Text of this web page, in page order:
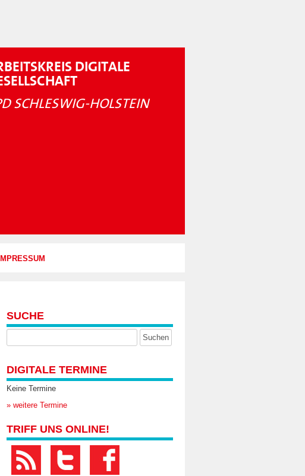
DIGITALE
SCHLESWIG-HOLSTEIN
IMPRESSUM
SUCHE
DIGITALE TERMINE
Keine Termine
» weitere Termine
TRIFF UNS ONLINE!